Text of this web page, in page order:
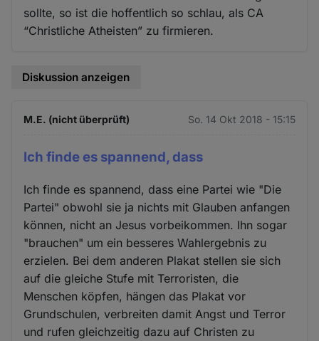
sollte, so ist die hoffentlich so schlau, als CA
“Christliche Atheisten” zu firmieren.
Diskussion anzeigen
M.E. (nicht überprüft) So. 14 Okt 2018 - 15:15
Ich finde es spannend, dass
Ich finde es spannend, dass eine Partei wie "Die
Partei" obwohl sie ja nichts mit Glauben anfangen
können, nicht an Jesus vorbeikommen. Ihn sogar
"brauchen" um ein besseres Wahlergebnis zu
erzielen. Bei dem anderen Plakat stellen sie sich
auf die gleiche Stufe mit Terroristen, die
Menschen köpfen, hängen das Plakat vor
Grundschulen, verbreiten damit Angst und Terror
und rufen gleichzeitig dazu auf Christen zu